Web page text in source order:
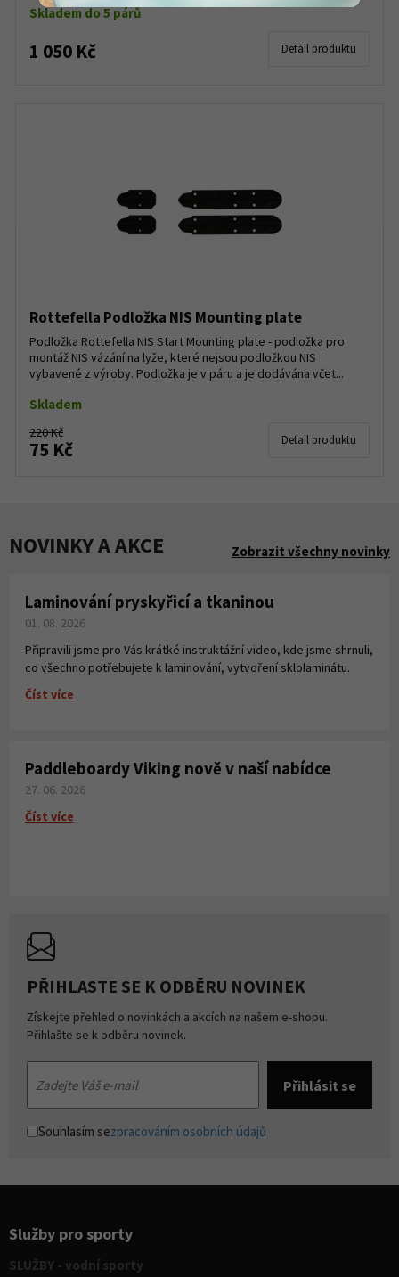
Skladem do 5 párů
1 050 Kč Detail produktu
Rottefella Podložka NIS Mounting plate
Podložka Rottefella NIS Start Mounting plate - podložka pro
montáž NIS vázání na lyže, které nejsou podložkou NIS
vybavené z výroby. Podložka je v páru a je dodávána včet...
Skladem
220 Kč
75 Kč Detail produktu
NOVINKY A AKCE Zobrazit všechny novinky
Laminování pryskyřicí a tkaninou
01. 08. 2026
Připravili jsme pro Vás krátké instruktážní video, kde jsme shrnuli,
co všechno potřebujete k laminování, vytvoření sklolaminátu.
Číst více
Paddleboardy Viking nově v naší nabídce
27. 06. 2026
Číst více
PŘIHLASTE SE K ODBĚRU NOVINEK
Získejte přehled o novinkách a akcích na našem e-shopu.
Přihlašte se k odběru novinek.
Souhlasím sezpracováním osobních údajů
Služby pro sporty
SLUŽBY - vodní sporty